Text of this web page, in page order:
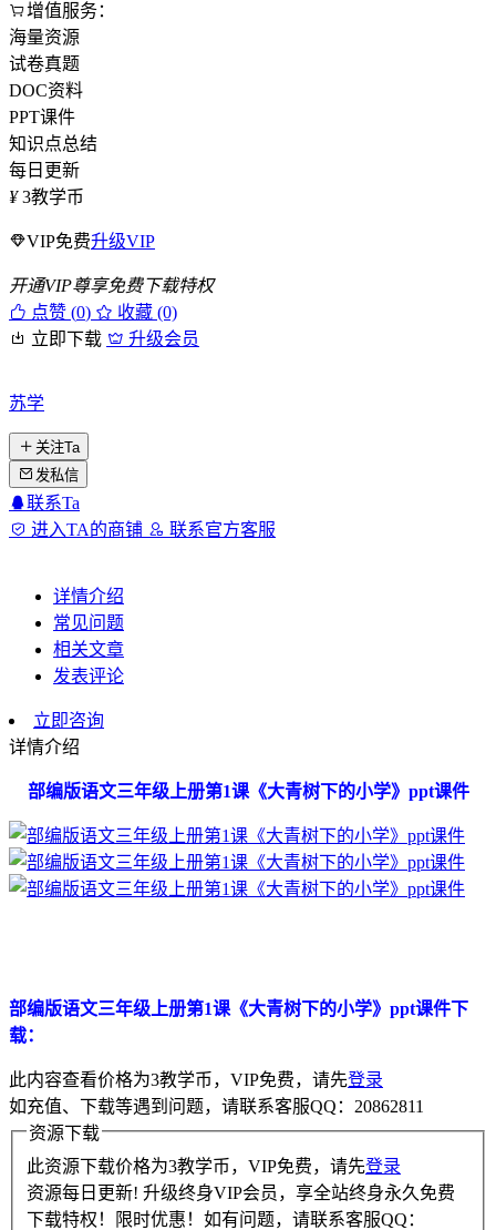
增值服务：
海量资源
试卷真题
DOC资料
PPT课件
知识点总结
每日更新
¥ 3教学币
VIP免费升级VIP
开通VIP尊享免费下载特权
点赞 (0)
收藏 (0)
立即下载
升级会员
苏学
关注Ta
发私信
联系Ta
进入TA的商铺
联系官方客服
详情介绍
常见问题
相关文章
发表评论
立即咨询
详情介绍
部编版语文三年级上册第1课《大青树下的小学》ppt课件
部编版语文三年级上册第1课《大青树下的小学》ppt课件下
载：
此内容查看价格为3教学币，VIP免费，请先登录
如充值、下载等遇到问题，请联系客服QQ：20862811
资源下载
此资源下载价格为3教学币，VIP免费，请先登录
资源每日更新! 升级终身VIP会员，享全站终身永久免费
下载特权！限时优惠！如有问题，请联系客服QQ：